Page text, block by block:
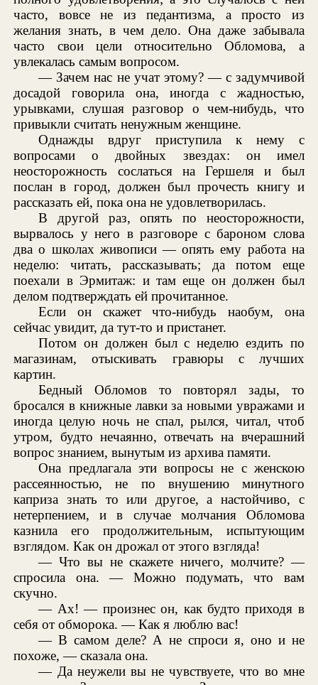
часто, вовсе не из педантизма, а просто из
желания знать, в чем дело. Она даже забывала
часто свои цели относительно Обломова, а
увлекалась самым вопросом.
— Зачем нас не учат этому? — с задумчивой
досадой говорила она, иногда с жадностью,
урывками, слушая разговор о чем-нибудь, что
привыкли считать ненужным женщине.
Однажды вдруг приступила к нему с
вопросами о двойных звездах: он имел
неосторожность сослаться на Гершеля и был
послан в город, должен был прочесть книгу и
рассказать ей, пока она не удовлетворилась.
В другой раз, опять по неосторожности,
вырвалось у него в разговоре с бароном слова
два о школах живописи — опять ему работа на
неделю: читать, рассказывать; да потом еще
поехали в Эрмитаж: и там еще он должен был
делом подтверждать ей прочитанное.
Если он скажет что-нибудь наобум, она
сейчас увидит, да тут-то и пристанет.
Потом он должен был с неделю ездить по
магазинам, отыскивать гравюры с лучших
картин.
Бедный Обломов то повторял зады, то
бросался в книжные лавки за новыми увражами и
иногда целую ночь не спал, рылся, читал, чтоб
утром, будто нечаянно, отвечать на вчерашний
вопрос знанием, вынутым из архива памяти.
Она предлагала эти вопросы не с женскою
рассеянностью, не по внушению минутного
каприза знать то или другое, а настойчиво, с
нетерпением, и в случае молчания Обломова
казнила его продолжительным, испытующим
взглядом. Как он дрожал от этого взгляда!
— Что вы не скажете ничего, молчите? —
спросила она. — Можно подумать, что вам
скучно.
— Ах! — произнес он, как будто приходя в
себя от обморока. — Как я люблю вас!
— В самом деле? А не спроси я, оно и не
похоже, — сказала она.
— Да неужели вы не чувствуете, что во мне